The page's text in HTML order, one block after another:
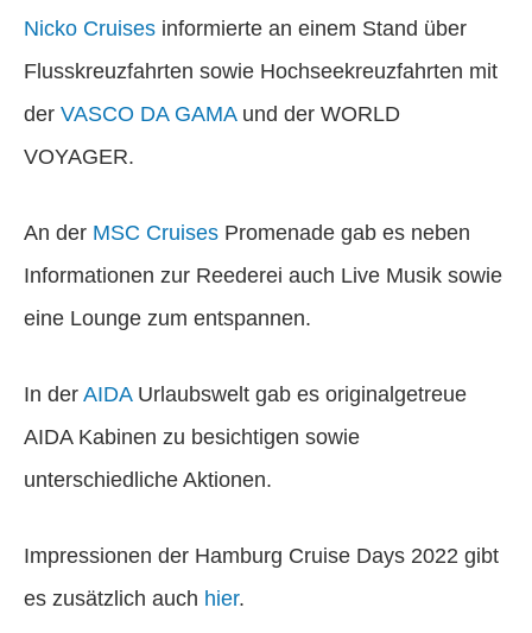
Nicko Cruises informierte an einem Stand über
Flusskreuzfahrten sowie Hochseekreuzfahrten mit
der VASCO DA GAMAund der WORLD
VOYAGER.
An der MSC Cruises Promenade gab es neben
Informationen zur Reederei auch Live Musik sowie
eine Lounge zum entspannen.
In der AIDAUrlaubswelt gab es originalgetreue
AIDA Kabinen zu besichtigen sowie
unterschiedliche Aktionen.
Impressionen der Hamburg Cruise Days 2022 gibt
es zusätzlich auch hier.